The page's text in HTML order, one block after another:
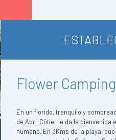
Flower
En un florido, tranquilo y
de Abri-Côtier le da la bienvenida
humano. En 3Kms de la playa,